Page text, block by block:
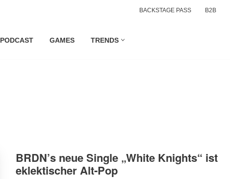
BACKSTAGE PASS B2B
PODCAST GAMES TRENDS
BRDN’s neue Single „White Knights“ ist
eklektischer Alt-Pop